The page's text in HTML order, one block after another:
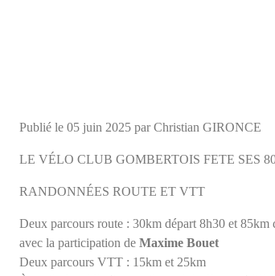
Publié le 05 juin 2025 par Christian GIRONCE
LE VÉLO CLUB GOMBERTOIS FETE SES
RANDONNÉES ROUTE ET VTT
Deux parcours route : 30km départ 8h30 et 85km
avec la participation de Maxime Bouet
Deux parcours VTT : 15km et 25km